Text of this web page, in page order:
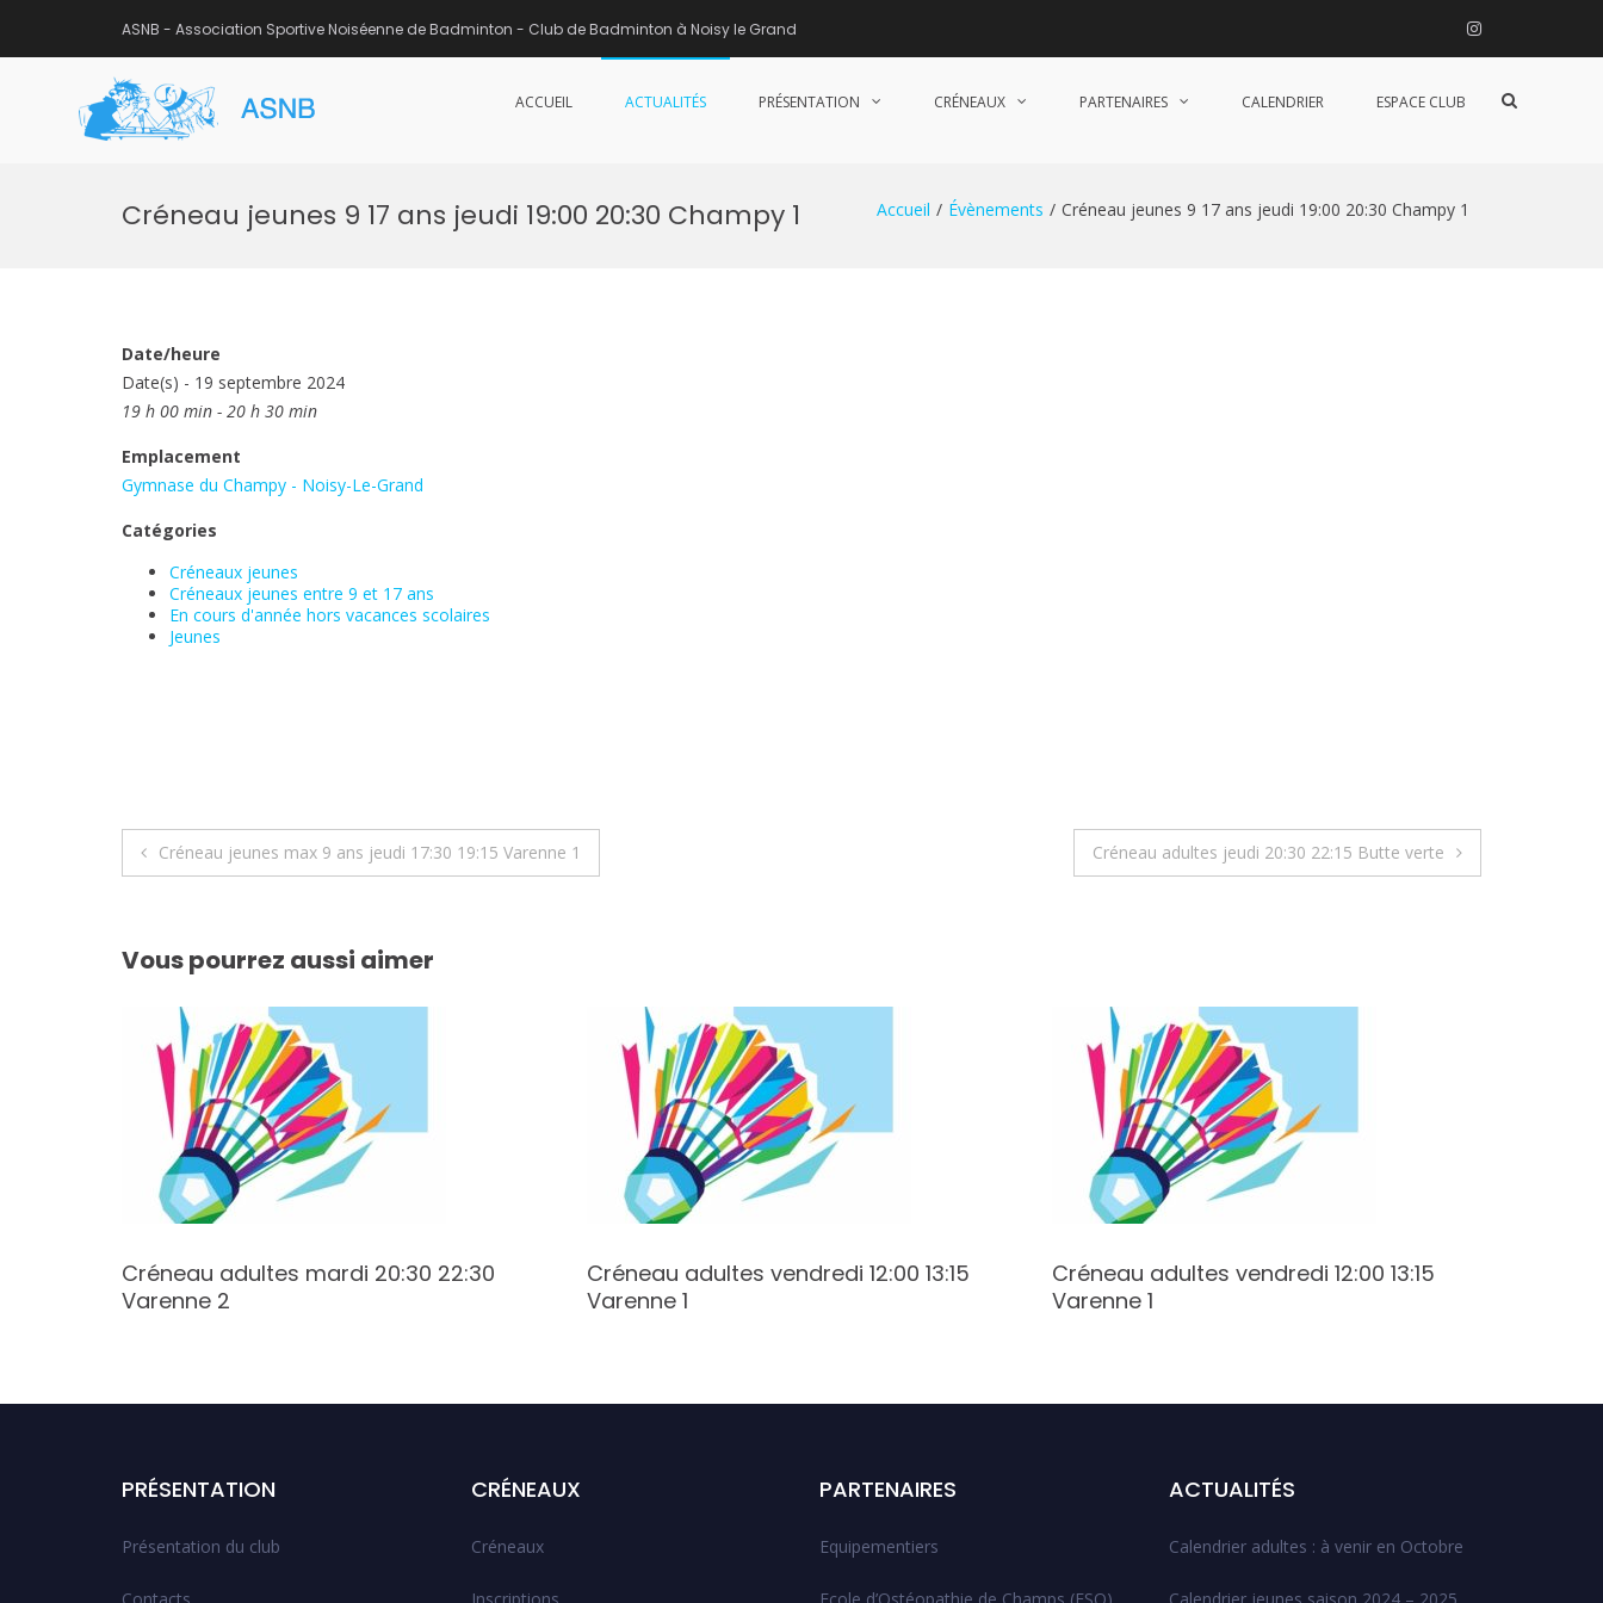
ASNB - Association Sportive Noiséenne de Badminton - Club de Badminton à Noisy le Grand Instagram
ACCUEIL ACTUALITÉS PRÉSENTATION CRÉNEAUX PARTENAIRES CALENDRIER ESPACE CLUB
Afficher
Créneau jeunes 9 17 ans jeudi 19:00 20:30 Champy 1 Accueil Évènements Créneau jeunes 9 17 ans jeudi 19:00 20:30 Champy 1
Date/heure
Date(s) - 19 septembre 2024
19 h 00 min - 20 h 30 min
Emplacement
Gymnase du Champy - Noisy-Le-Grand
Catégories
Créneaux jeunes
Créneaux jeunes entre 9 et 17 ans
En cours d'année hors vacances scolaires
Jeunes
Navigation
l’article
Créneau jeunes max 9 ans jeudi 17:30 19:15 Varenne 1 Créneau adultes jeudi 20:30 22:15 Butte verte
Vous pourrez aussi aimer
Créneau adultes mardi 20:30 22:30
Varenne 2
Créneau adultes vendredi 12:00 13:15
Varenne 1
Créneau adultes vendredi 12:00 13:15
Varenne 1
PRÉSENTATION
Présentation du club
CRÉNEAUX
Créneaux
PARTENAIRES
Equipementiers
ACTUALITÉS
Calendrier adultes : à venir en Octobre